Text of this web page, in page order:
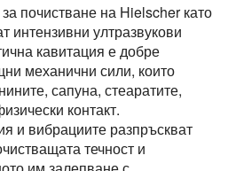
почистване на Hielscher като
интензивни ултразвукови
кавитация е добре
механични сили, които
сапуна, стеаратите,
контакт.
и вибрациите разпръскват
течност и